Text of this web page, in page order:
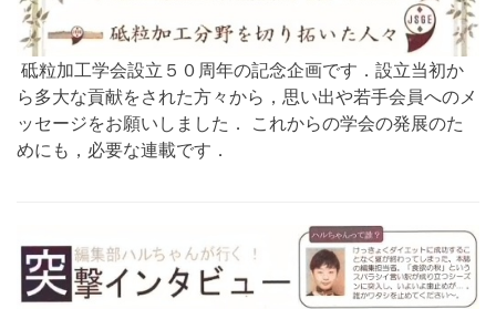
砥粒加工学会設立５０周年の記念企画です．設立当初か
ら多大な貢献をされた方々から，思い出や若手会員へのメ
ッセージをお願いしました． これからの学会の発展のた
めにも，必要な連載です．